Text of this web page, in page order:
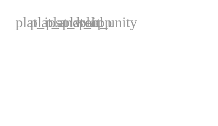
plat_ios
plat_android
plat_web
plat_cpp
plat_unity